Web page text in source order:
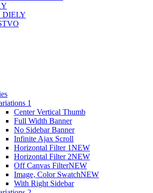
DIELY
1
Center Vertical Thumb
Full Width Banner
No Sidebar Banner
Infinite Ajax Scroll
Horizontal Filter 1NEW
Horizontal Filter 2NEW
Off Canvas FilterNEW
Image, Color SwatchNEW
With Right Sidebar